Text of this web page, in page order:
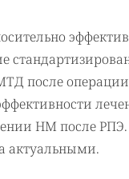
после
НМ после
актуальными.